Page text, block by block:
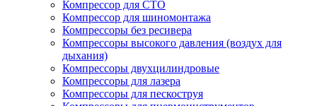
Компрессор для СТО
Компрессор для шиномонтажа
Компрессоры без ресивера
Компрессоры высокого давления (воздух для
дыхания)
Компрессоры двухцилиндровые
Компрессоры для лазера
Компрессоры для пескоструя